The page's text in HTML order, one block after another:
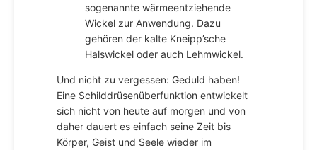
sogenannte wärmeentziehende
Wickel zur Anwendung. Dazu
gehören der kalte Kneipp’sche
Halswickel oder auch Lehmwickel.
Und nicht zu vergessen: Geduld haben!
Eine Schilddrüsenüberfunktion entwickelt
sich nicht von heute auf morgen und von
daher dauert es einfach seine Zeit bis
Körper, Geist und Seele wieder im